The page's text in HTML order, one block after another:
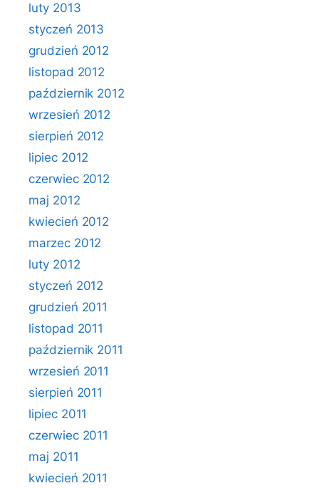
luty 2013
styczeń 2013
grudzień 2012
listopad 2012
październik 2012
wrzesień 2012
sierpień 2012
lipiec 2012
czerwiec 2012
maj 2012
kwiecień 2012
marzec 2012
luty 2012
styczeń 2012
grudzień 2011
listopad 2011
październik 2011
wrzesień 2011
sierpień 2011
lipiec 2011
czerwiec 2011
maj 2011
kwiecień 2011